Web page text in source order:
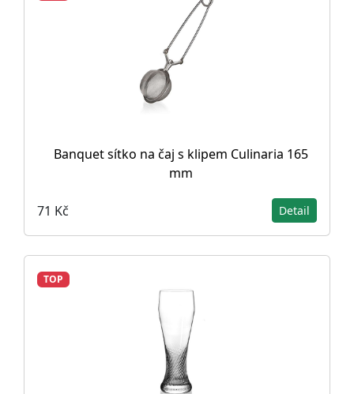
Banquet sítko na čaj s klipem Culinaria 165
mm
71 Kč Detail
TOP